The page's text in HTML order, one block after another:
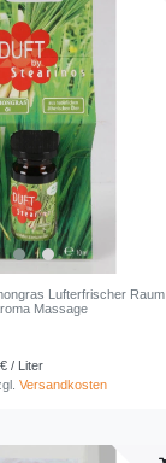
Lufterfrischer Raum
Massage
/ Liter
Versandkosten